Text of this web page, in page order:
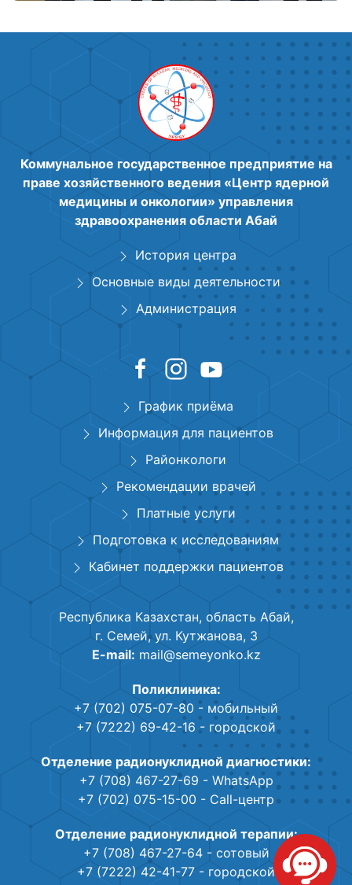
Коммунальное государственное предприятие на
праве хозяйственного ведения «Центр ядерной
медицины и онкологии» управления
здравоохранения области Абай
История центра
Основные виды деятельности
Администрация
График приёма
Информация для пациентов
Районкологи
Рекомендации врачей
Платные услуги
Подготовка к исследованиям
Кабинет поддержки пациентов
Республика Казахстан, область Абай,
г. Семей, ул. Кутжанова, 3
E-mail: mail@semeyonko.kz
Поликлиника:
+7 (702) 075-07-80 - мобильный
+7 (7222) 69-42-16 - городской
Отделение радионуклидной диагностики:
+7 (708) 467-27-69 - WhatsApp
+7 (702) 075-15-00 - Call-центр
Отделение радионуклидной терапии:
+7 (708) 467-27-64- сотовый
+7 (7222) 42-41-77- городской